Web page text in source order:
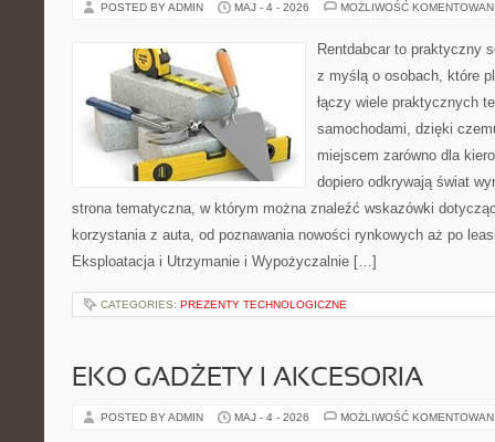
POSTED BY ADMIN MAJ - 4 - 2026 MOŻLIWOŚĆ
Rentdabcar to praktyczny
z myślą o osobach, które
łączy wiele praktycznych
samochodami, dzięki
miejscem zarówno dla
dopiero odkrywają świat
strona tematyczna, w którym można znaleźć wskazówki
korzystania z auta, od poznawania nowości rynkowych aż po
Eksploatacja i Utrzymanie i Wypożyczalnie […]
CATEGORIES: PREZENTY TECHNOLOGICZNE
EKO GADŻETY I AKCESORIA
POSTED BY ADMIN MAJ - 4 - 2026 MOŻLIWOŚĆ